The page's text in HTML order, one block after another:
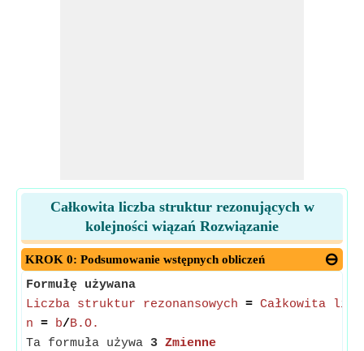
Całkowita liczba struktur rezonujących w
kolejności wiązań Rozwiązanie
KROK 0: Podsumowanie wstępnych obliczeń
Formułę używana
Liczba struktur rezonansowych = Całkowita
n = b/B.O.
Ta formuła używa 3 Zmienne